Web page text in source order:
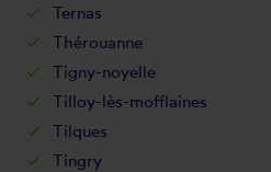
Ternas
Thérouanne
Tigny-noyelle
Tilloy-lès-mofflaines
Tilques
Tingry